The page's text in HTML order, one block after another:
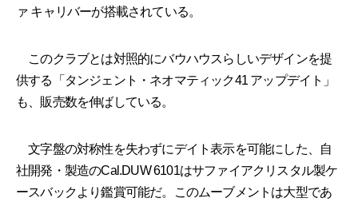
ァ キャリバーが搭載されている。
このクラブとは対照的にバウハウスらしいデザインを提
供する「タンジェント・ネオマティック41 アップデイト」
も、販売数を伸ばしている。
文字盤の対称性を失わずにデイト表示を可能にした、自
社開発・製造のCal.DUW 6101はサファイアクリスタル製ケ
ースバックより鑑賞可能だ。このムーブメントは大型であ